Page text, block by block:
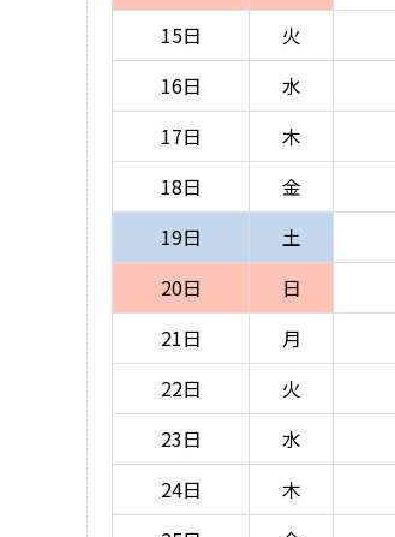
15日
火
16日
水
17日
木
18日
金
19日
土
20日
日
21日
月
22日
火
23日
水
24日
木